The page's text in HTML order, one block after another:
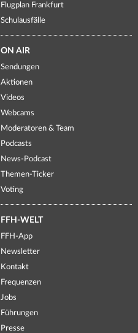
Flugplan Frankfurt
Schulausfälle
ON AIR
Sendungen
Aktionen
Videos
Webcams
Moderatoren & Team
Podcasts
News-Podcast
Themen-Ticker
Voting
FFH-WELT
FFH-App
Newsletter
Kontakt
Frequenzen
Jobs
Führungen
Presse